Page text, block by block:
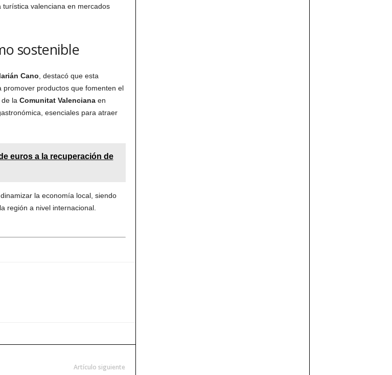
valenciana en mercados
sostenible
Cano, destacó que esta
productos que fomenten el
de la Comunitat Valencianaen
esenciales para atraer
euros a la recuperación de
la economía local, siendo
región a nivel internacional.
Artículo siguiente